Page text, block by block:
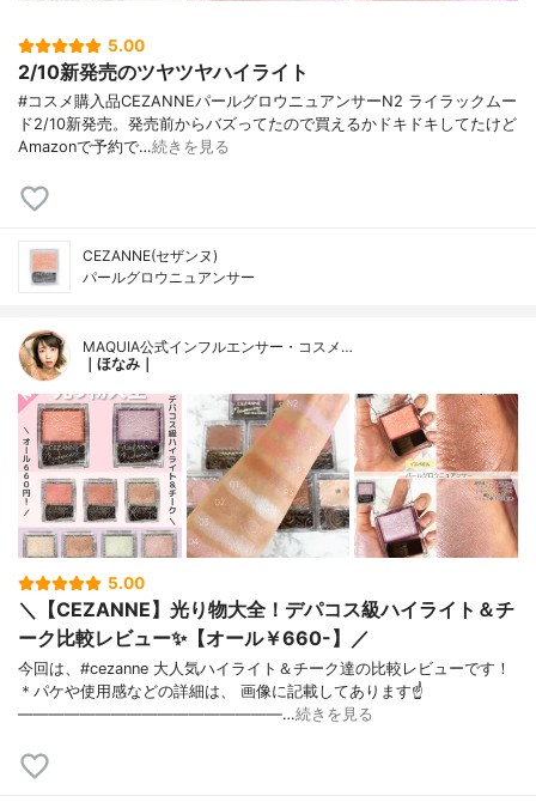
5.00
2/10新発売のツヤツヤハイライト
#コスメ購入品CEZANNEパールグロウニュアンサーN2 ライラックムー
ド2/10新発売。発売前からバズってたので買えるかドキドキしてたけど
Amazonで予約で…続きを見る
CEZANNE(セザンヌ)
パールグロウニュアンサー
MAQUIA公式インフルエンサー・コスメ…
｜ほなみ｜
5.00
＼【CEZANNE】光り物大全！デパコス級ハイライト＆チ
ーク比較レビュー✨【オール￥660-】／
今回は、#cezanne 大人気ハイライト＆チーク達の比較レビューです！
＊パケや使用感などの詳細は、 画像に記載してあります☝
—————————————————…続きを見る